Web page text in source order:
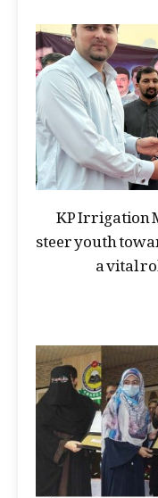
KP Irrigation
steer youth
a vital